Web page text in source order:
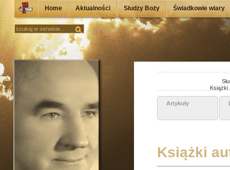
Home Aktualności Słudzy Boży Świadkowie wiary
Książki
Artykuły
Książki